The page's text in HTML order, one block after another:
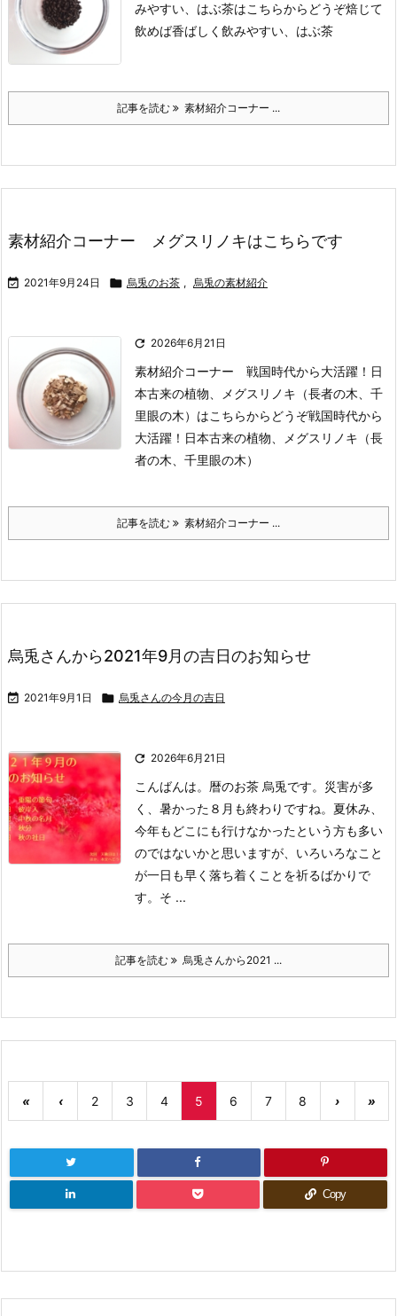
みやすい、はぶ茶はこちらからどうぞ焙じて
飲めば香ばしく飲みやすい、はぶ茶
記事を読む 素材紹介コーナー ...
素材紹介コーナー メグスリノキはこちらです
 2021年9月24日  烏兎のお茶 , 烏兎の素材紹介
 2026年6月21日
素材紹介コーナー 戦国時代から大活躍！日
本古来の植物、メグスリノキ（長者の木、千
里眼の木）はこちらからどうぞ戦国時代から
大活躍！日本古来の植物、メグスリノキ（長
者の木、千里眼の木）
記事を読む 素材紹介コーナー ...
烏兎さんから2021年9月の吉日のお知らせ
 2021年9月1日  烏兎さんの今月の吉日
 2026年6月21日
こんばんは。暦のお茶 烏兎です。 災害が多
く、暑かった８月も終わりですね。 夏休み、
今年もどこにも行けなかったという方も多い
のではないかと思いますが、いろいろなこと
が一日も早く落ち着くことを祈るばかりで
す。 そ ...
記事を読む 烏兎さんから2021 ...
« ‹ 2 3 4 5 6 7 8 › »
Copy